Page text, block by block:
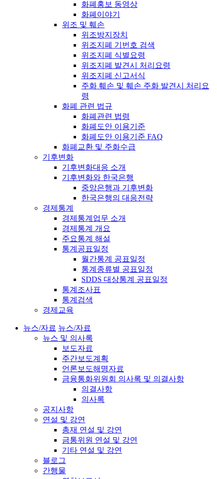
화폐홍보 동영상
화폐이야기
위조 및 훼손
위조방지장치
위조지폐 기번호 검색
위조지폐 식별요령
위조지폐 발견시 처리요령
위조지폐 신고서식
주화 훼손 및 훼손 주화 발견시 처리요
령
화폐 관련 법규
화폐관련 법령
화폐도안 이용기준
화폐도안 이용기준 FAQ
화폐교환 및 주화수급
기후변화
기후변화대응 소개
기후변화와 한국은행
중앙은행과 기후변화
한국은행의 대응전략
경제통계
경제통계업무 소개
경제통계 개요
주요통계 해설
통계공표일정
월간통계 공표일정
통계종류별 공표일정
SDDS 대상통계 공표일정
통계조사표
통계검색
경제교육
뉴스/자료 뉴스/자료
뉴스 및 의사록
보도자료
주간보도계획
언론보도해명자료
금융통화위원회 의사록 및 의결사항
의결사항
의사록
공지사항
연설 및 강연
총재 연설 및 강연
금통위원 연설 및 강연
기타 연설 및 강연
블로그
간행물